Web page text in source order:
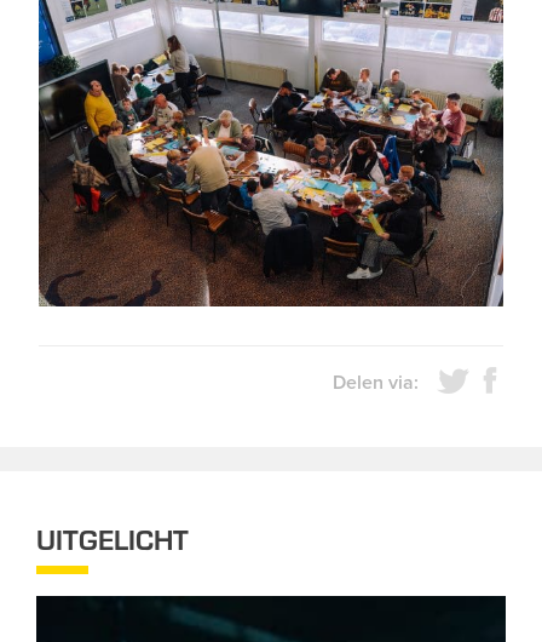
Delen via:
UITGELICHT